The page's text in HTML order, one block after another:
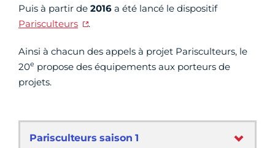
Puis à partir de 2016 a été lancé le dispositif
Parisculteurs
.
Ainsi à chacun des appels à projet Parisculteurs, le
20e propose des équipements aux porteurs de
projets.
Parisculteurs saison 1